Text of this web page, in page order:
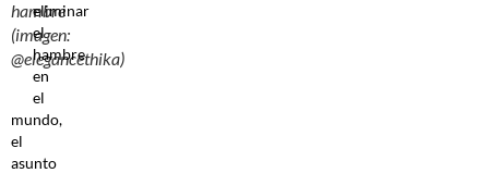
hambre
(imagen:
@elegancethika)
eliminar
el
hambre
en
el
mundo,
el
asunto